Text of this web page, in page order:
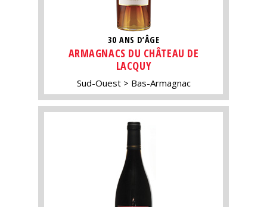
30 ANS D’ÂGE
ARMAGNACS DU CHÂTEAU DE
LACQUY
Sud-Ouest Bas-Armagnac